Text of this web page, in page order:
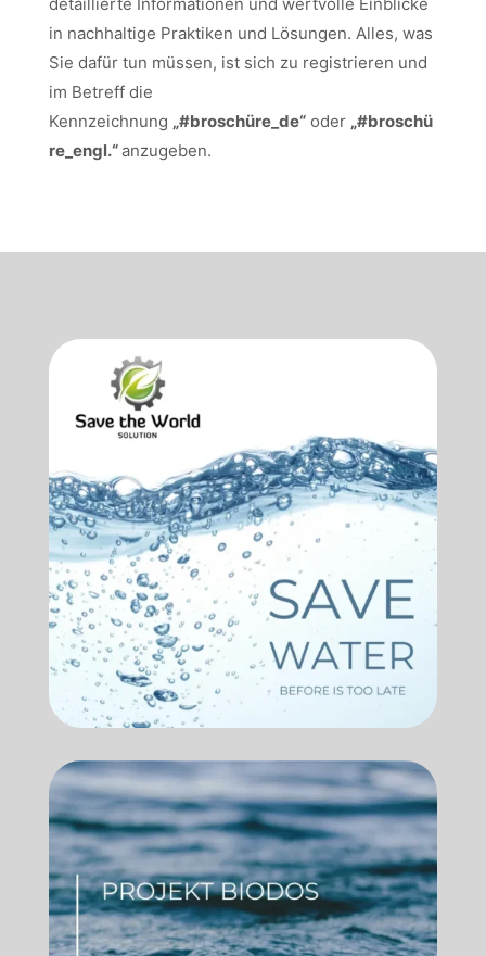
in nachhaltige Praktiken und Lösungen. Alles, was
Sie dafür tun müssen, ist sich zu registrieren und
im Betreff die
Kennzeichnung „#broschüre_de“oder „#broschü
re_engl.“anzugeben.